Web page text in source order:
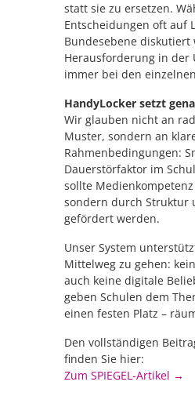
statt sie zu ersetzen.
Entscheidungen oft auf
Bundesebene
Herausforderung in der
immer bei den
HandyLocker setzt
Wir glauben nicht an
Muster, sondern an
Rahmenbedingungen:
Dauerstörfaktor im
sollte
sondern durch Struktur
gefördert werden.
Unser System
Mittelweg zu gehen:
auch keine digitale
geben Schulen dem
einen festen Platz –
Den vollständigen
finden Sie hier:
Zum SPIEGEL-Artikel →